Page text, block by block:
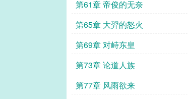
第61章 帝俊的无奈
第65章 大羿的怒火
第69章 对峙东皇
第73章 论道人族
第77章 风雨欲来